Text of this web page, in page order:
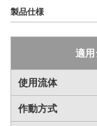
製品仕様
適用
使用流体
作動方式